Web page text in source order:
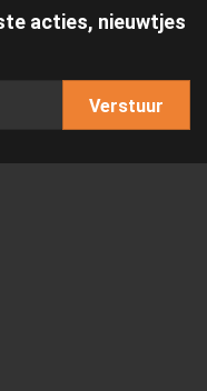
acties, nieuwtjes
Verstuur